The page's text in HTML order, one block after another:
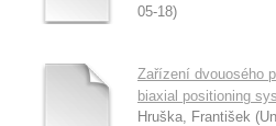
05-18)
Zařízení dvouosého
biaxial positioning
Hruška, František (